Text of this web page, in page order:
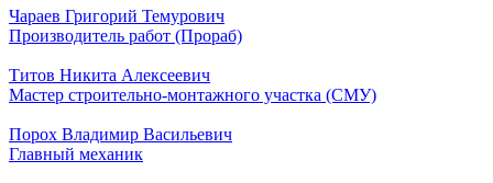
Чараев Григорий Темурович
Производитель работ (Прораб)
Титов Никита Алексеевич
Мастер строительно-монтажного участка (СМУ)
Порох Владимир Васильевич
Главный механик